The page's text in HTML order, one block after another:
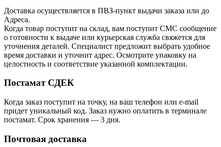
Доставка осуществляется в ПВЗ-пункт выдачи заказа или до
Адреса.
Когда товар поступит на склад, вам поступит СМС сообщение
о готовности к выдаче или курьерская служба свяжется для
уточнения деталей. Специалист предложит выбрать удобное
время доставки и уточнит адрес. Осмотрите упаковку на
целостность и соответствие указанной комплектации.
Постамат СДЕК
Когда заказ поступит на точку, на ваш телефон или e-mail
придет уникальный код. Заказ нужно оплатить в терминале
постамат. Срок хранения — 3 дня.
Почтовая доставка